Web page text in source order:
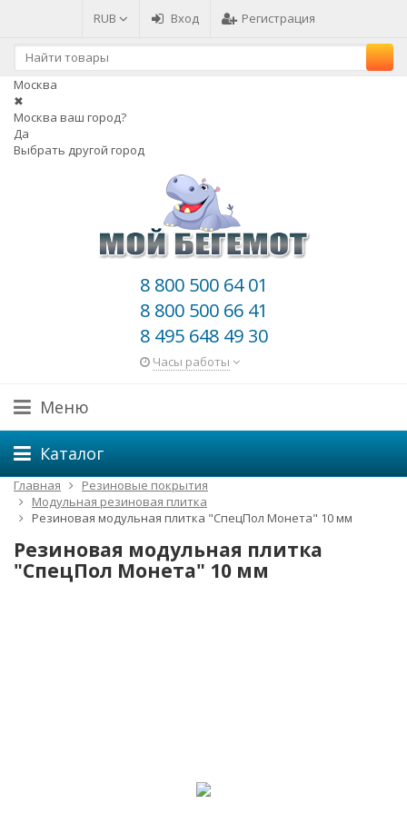
RUB Вход Регистрация
Москва
✖
Москва ваш город?
Да
Выбрать другой город
8 800 500 64 01
8 800 500 66 41
8 495 648 49 30
Часы работы
Меню
Каталог
Главная
Резиновые покрытия
Модульная резиновая плитка
Резиновая модульная плитка "СпецПол Монета" 10 мм
Резиновая модульная плитка
"СпецПол Монета" 10 мм